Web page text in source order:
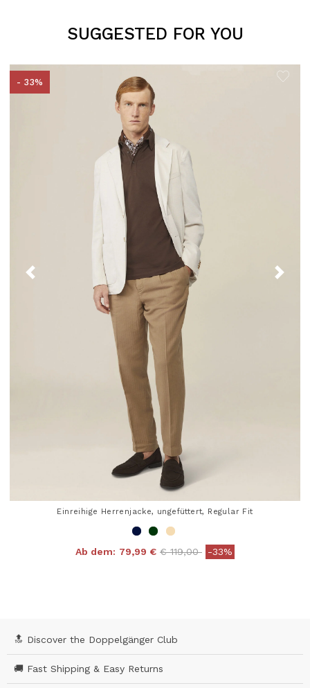
SUGGESTED FOR YOU
- 33%
Einreihige Herrenjacke, ungefüttert, Regular Fit
Ab dem: 79,99 € Price reduced from
€ 119,00to-33%
🔝 Discover the Doppelgänger Club
🚚 Fast Shipping & Easy Returns